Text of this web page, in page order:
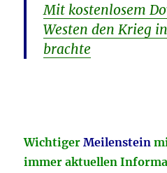
Mit kostenlosem
Westen den Krieg
brachte
WichtigerMeilenstein
immer aktuellen